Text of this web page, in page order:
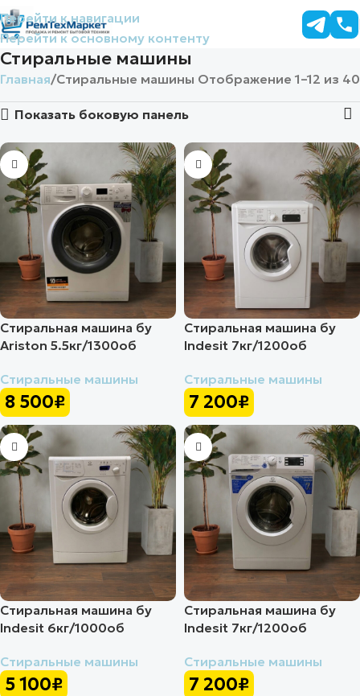
Перейти к навигации
Перейти к основному контенту
Стиральные машины
Главная Стиральные машины Отображение 1–12 из 40
Показать боковую панель
Стиральная машина бу
Ariston 5.5кг/1300об
Стиральные машины
8 500₽
Стиральная машина бу
Indesit 7кг/1200об
Стиральные машины
7 200₽
Стиральная машина бу
Indesit 6кг/1000об
Стиральные машины
5 100₽
Стиральная машина бу
Indesit 7кг/1200об
Стиральные машины
7 200₽